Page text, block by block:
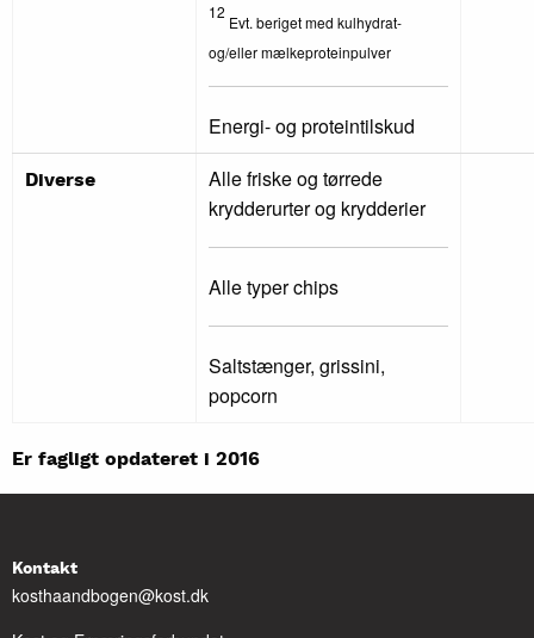
12
Evt. beriget med kulhydrat-
og/eller mælkeproteinpulver
Energi- og proteintilskud
Diverse
Alle friske og tørrede
krydderurter og krydderier
Alle typer chips
Saltstænger, grissini,
popcorn
Er fagligt opdateret i 2016
Kontakt
kosthaandbogen@kost.dk